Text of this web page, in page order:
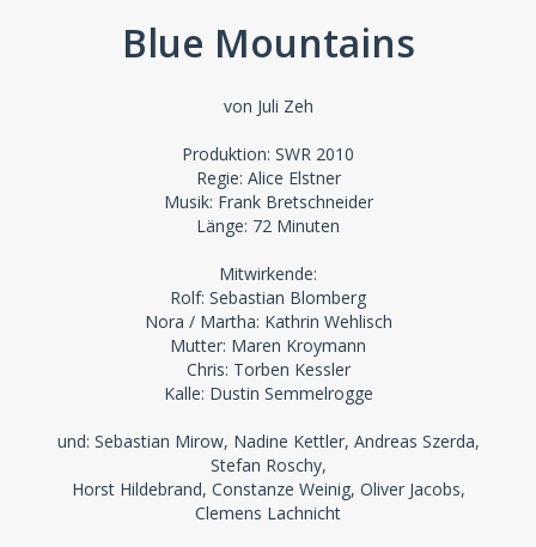
Blue Mountains
von Juli Zeh
Produktion: SWR 2010
Regie: Alice Elstner
Musik: Frank Bretschneider
Länge: 72 Minuten
Mitwirkende:
Rolf: Sebastian Blomberg
Nora / Martha: Kathrin Wehlisch
Mutter: Maren Kroymann
Chris: Torben Kessler
Kalle: Dustin Semmelrogge
und: Sebastian Mirow, Nadine Kettler, Andreas Szerda,
Stefan Roschy,
Horst Hildebrand, Constanze Weinig, Oliver Jacobs,
Clemens Lachnicht